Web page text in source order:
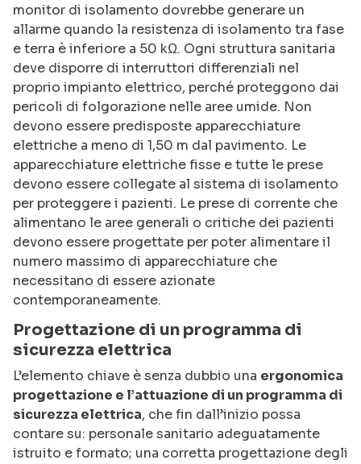
monitor di isolamento dovrebbe generare un
allarme quando la resistenza di isolamento tra fase
e terra è inferiore a 50 kΩ. Ogni struttura sanitaria
deve disporre di interruttori differenziali nel
proprio impianto elettrico, perché proteggono dai
pericoli di folgorazione nelle aree umide. Non
devono essere predisposte apparecchiature
elettriche a meno di 1,50 m dal pavimento. Le
apparecchiature elettriche fisse e tutte le prese
devono essere collegate al sistema di isolamento
per proteggere i pazienti. Le prese di corrente che
alimentano le aree generali o critiche dei pazienti
devono essere progettate per poter alimentare il
numero massimo di apparecchiature che
necessitano di essere azionate
contemporaneamente.
Progettazione di un programma di
sicurezza elettrica
L’elemento chiave è senza dubbio una ergonomica
progettazione e l’attuazione di un programma di
sicurezza elettrica, che fin dall’inizio possa
contare su: personale sanitario adeguatamente
istruito e formato; una corretta progettazione degli